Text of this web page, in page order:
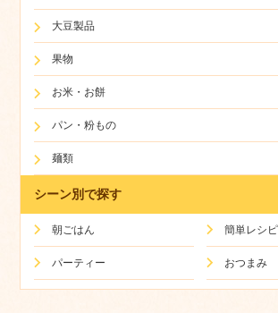
大豆製品
果物
お米・お餅
パン・粉もの
麺類
シーン別で探す
朝ごはん 簡単レシピ
パーティー おつまみ